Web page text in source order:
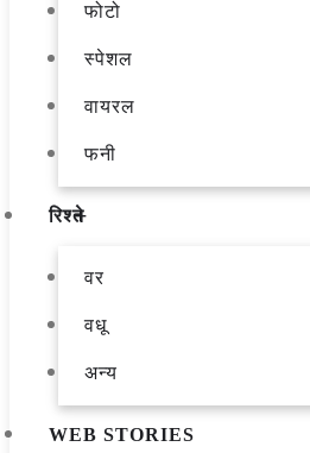
फोटो
स्पेशल
वायरल
फनी
रिश्ते
वर
वधू
अन्य
WEB STORIES